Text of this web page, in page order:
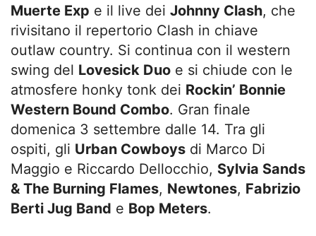
Muerte Exp e il live dei Johnny Clash, che
rivisitano il repertorio Clash in chiave
outlaw country. Si continua con il western
swing del Lovesick Duo e si chiude con le
atmosfere honky tonk dei Rockin’ Bonnie
Western Bound Combo. Gran finale
domenica 3 settembre dalle 14. Tra gli
ospiti, gli Urban Cowboys di Marco Di
Maggio e Riccardo Dellocchio, Sylvia Sands
& The Burning Flames, Newtones, Fabrizio
Berti Jug Band e Bop Meters.